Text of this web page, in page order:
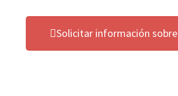
Solicitar información